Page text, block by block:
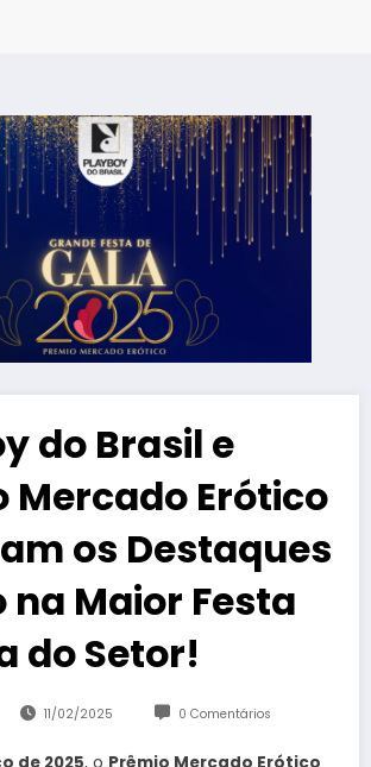
do Brasil e
Mercado Erótico
os Destaques
na Maior Festa
do Setor!
11/02/2025 0 Comentários